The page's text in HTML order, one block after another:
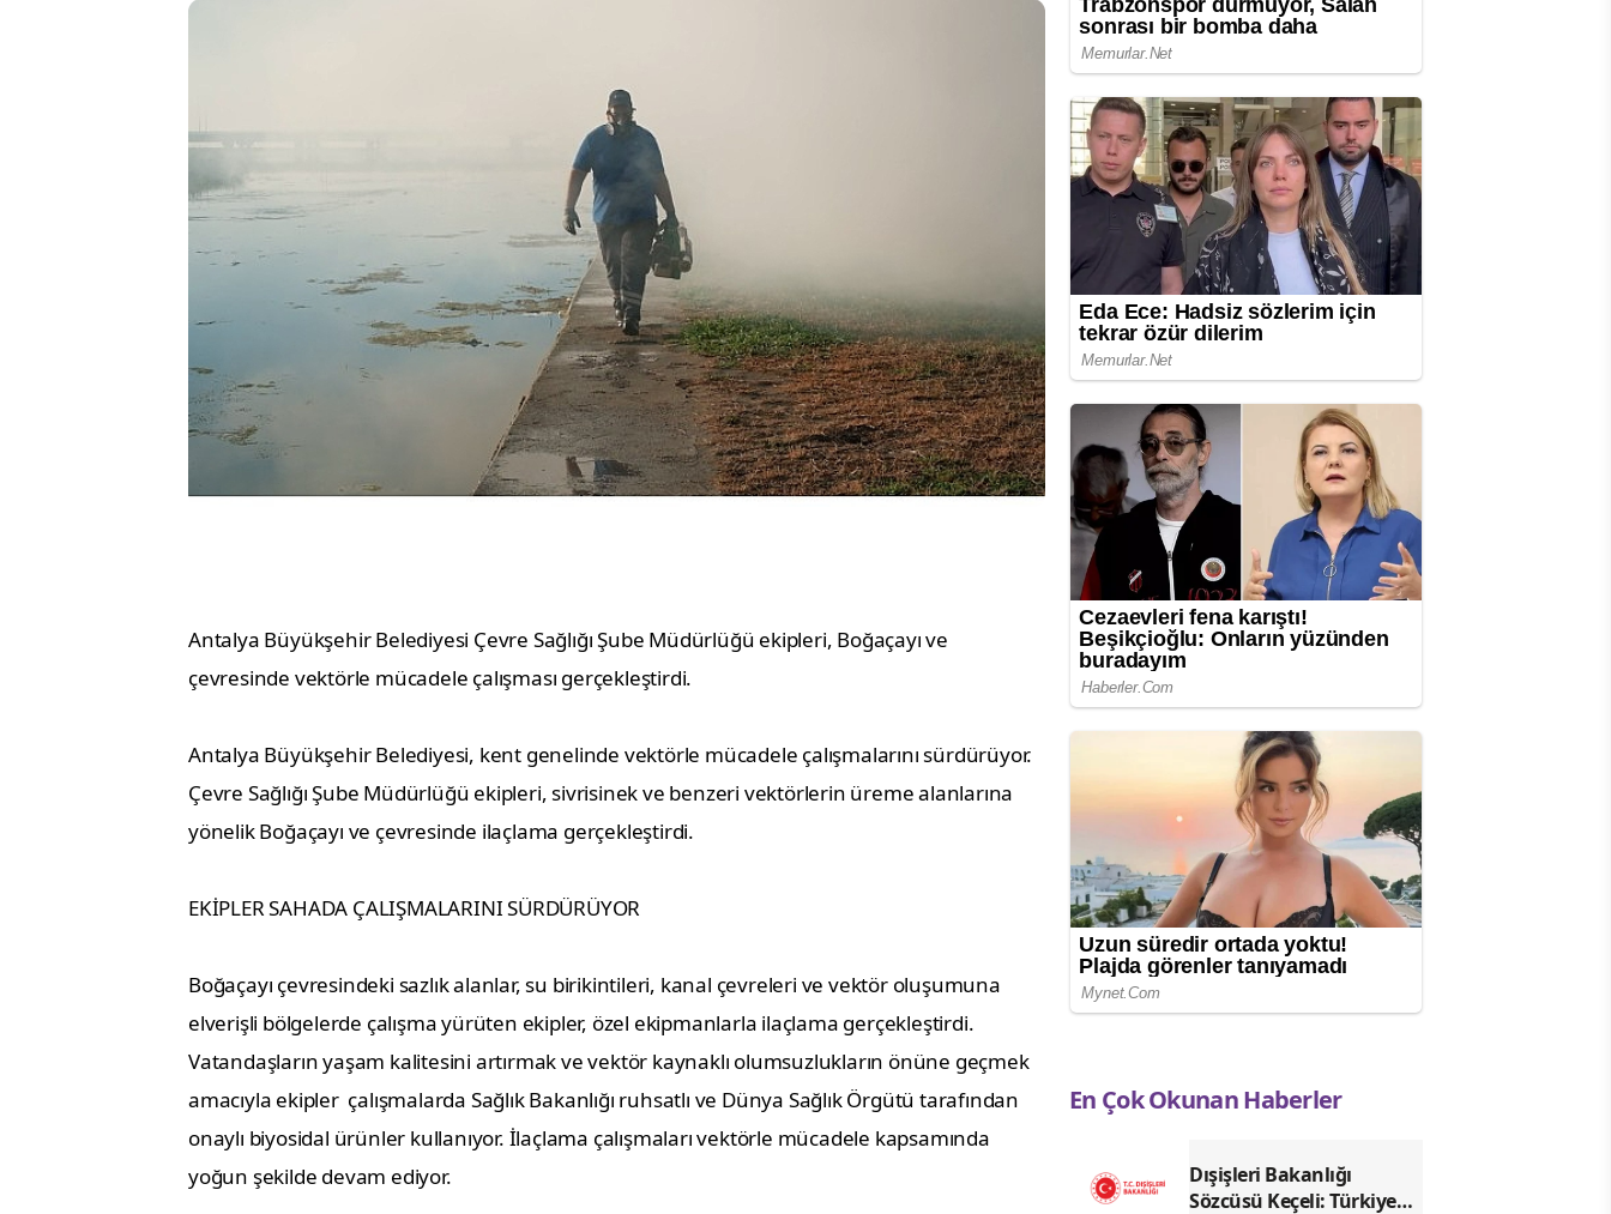
Antalya Büyükşehir Belediyesi Çevre Sağlığı Şube Müdürlüğü ekipleri, Boğaçayı ve
çevresinde vektörle mücadele çalışması gerçekleştirdi.
Antalya Büyükşehir Belediyesi, kent genelinde vektörle mücadele çalışmalarını sürdürüyor.
Çevre Sağlığı Şube Müdürlüğü ekipleri, sivrisinek ve benzeri vektörlerin üreme alanlarına
yönelik Boğaçayı ve çevresinde ilaçlama gerçekleştirdi.
EKİPLER SAHADA ÇALIŞMALARINI SÜRDÜRÜYOR
Boğaçayı çevresindeki sazlık alanlar, su birikintileri, kanal çevreleri ve vektör oluşumuna
elverişli bölgelerde çalışma yürüten ekipler, özel ekipmanlarla ilaçlama gerçekleştirdi.
Vatandaşların yaşam kalitesini artırmak ve vektör kaynaklı olumsuzlukların önüne geçmek
amacıyla ekipler çalışmalarda Sağlık Bakanlığı ruhsatlı ve Dünya Sağlık Örgütü tarafından
onaylı biyosidal ürünler kullanıyor. İlaçlama çalışmaları vektörle mücadele kapsamında
yoğun şekilde devam ediyor.
En Çok Okunan Haberler
Dışişleri Bakanlığı
Sözcüsü Keçeli: Türkiye